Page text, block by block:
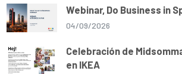
Webinar, Do Business in
04/09/2026
Celebración de
en IKEA